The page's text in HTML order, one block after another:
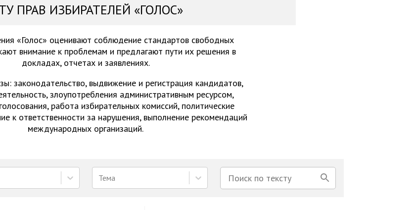
ПРАВ ИЗБИРАТЕЛЕЙ «ГОЛОС»
«Голос» оценивают соблюдение стандартов свободных
внимание к проблемам и предлагают пути их решения в
докладах, отчетах и заявлениях.
законодательство, выдвижение и регистрация кандидатов,
злоупотребления административным ресурсом,
работа избирательных комиссий, политические
к ответственности за нарушения, выполнение рекомендаций
международных организаций.
Тема